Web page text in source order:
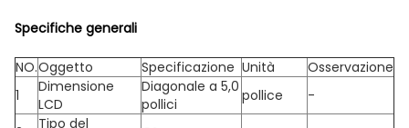
Specifiche generali
NO.Oggetto Specificazione Unità
Osservazione
1
Dimensione
LCD
Diagonale a 5,0
pollici
pollice -
Tipo del